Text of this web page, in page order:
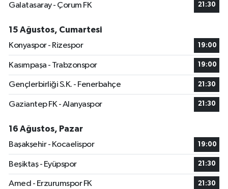
Galatasaray - Çorum FK
21:30
15 Ağustos, Cumartesi
Konyaspor - Rizespor
19:00
Kasımpaşa - Trabzonspor 19:00
Gençlerbirliği S.K. - Fenerbahçe 21:30
Gaziantep FK - Alanyaspor 21:30
16 Ağustos, Pazar
Başakşehir - Kocaelispor
19:00
Beşiktaş - Eyüpspor 21:30
Amed - Erzurumspor FK 21:30